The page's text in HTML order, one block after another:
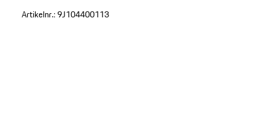
Artikelnr.:9J104400113